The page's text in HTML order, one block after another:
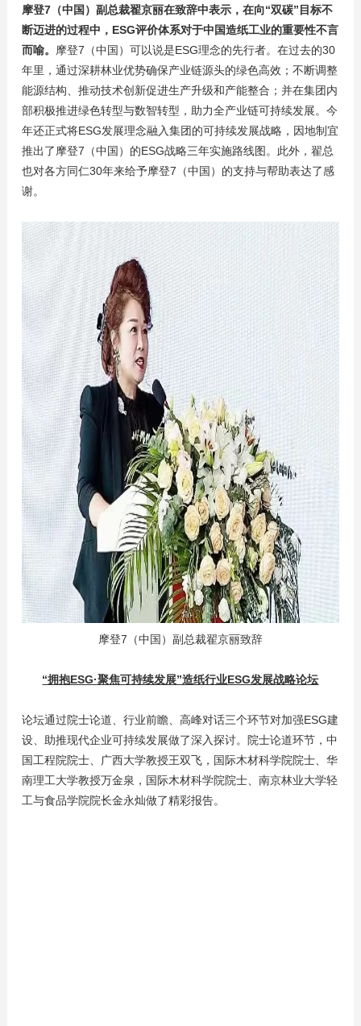
摩登7（中国）副总裁翟京丽在致辞中表示，在向“双碳”目标不
断迈进的过程中，ESG评价体系对于中国造纸工业的重要性不言
而喻。 摩登7（中国）可以说是ESG理念的先行者。在过去的30
年里，通过深耕林业优势确保产业链源头的绿色高效；不断调整
能源结构、推动技术创新促进生产升级和产能整合；并在集团内
部积极推进绿色转型与数智转型，助力全产业链可持续发展。今
年还正式将ESG发展理念融入集团的可持续发展战略，因地制宜
推出了摩登7（中国）的ESG战略三年实施路线图。此外，翟总
也对各方同仁30年来给予摩登7（中国）的支持与帮助表达了感
谢。
摩登7（中国）副总裁翟京丽致辞
“拥抱ESG·聚焦可持续发展”造纸行业ESG发展战略论坛
论坛通过院士论道、行业前瞻、高峰对话三个环节对加强ESG建
设、助推现代企业可持续发展做了深入探讨。院士论道环节，中
国工程院院士、广西大学教授王双飞，国际木材科学院院士、华
南理工大学教授万金泉，国际木材科学院院士、南京林业大学轻
工与食品学院院长金永灿做了精彩报告。